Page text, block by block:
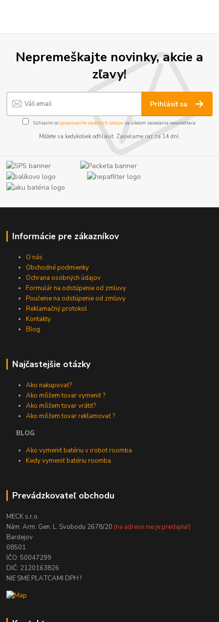
Nepremeškajte novinky, akcie a
zľavy!
Prihlásiť sa
Súhlasím sospracovaním osobných údajov za účelom zasielania newslettera.
Môžete sa kedykoľvek odhlásiť. Zasielame raz za 14 dní.
Informácie pre zákazníkov
O nás
Obchodné podmienky
Ochrana osobných údajov
Formulár na odstúpenie od zmluvy
Poučenie na odstúpenie od zmluvy
Reklamačný protokol
Kontakty
Blog
Najčastejšie otázky
Ako nakupovať?
Ako môžem tovar vymeniť ?
Ako môžem tovar vrátiť?
Ako môžem tovar reklamovať ?
BLOG
Ako vymeniť batériu v irobot roomba
Kedy vymeniť batériu roomba
Prevádzkovateľ obchodu
MECK s.r.o.
Nám. Arm. Gen. L. Svobodu 2678/20 (na adrese nie je predajňa!)
Bardejov
08501
IČO: 50047299
DIČ: 2120163826
NIE SME PLATCAMI DPH !